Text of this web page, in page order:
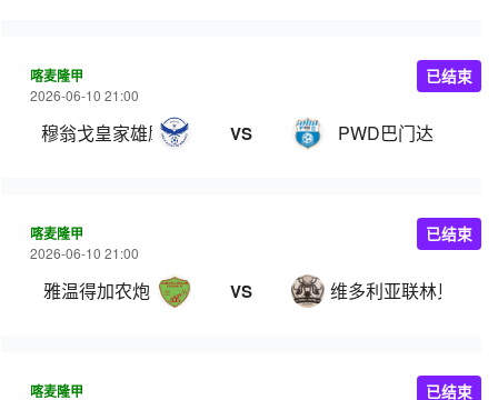
喀麦隆甲
2026-06-10 21:00
穆翁戈皇家雄鹰 VS PWD巴门达
已结束
喀麦隆甲
2026-06-10 21:00
雅温得加农炮 VS 维多利亚联林贝
已结束
喀麦隆甲 已结束